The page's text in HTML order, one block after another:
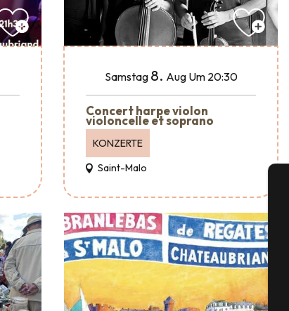
Samstag 8. Aug Um 20:30
Concert harpe violon
violoncelle et soprano
KONZERTE
Saint-Malo